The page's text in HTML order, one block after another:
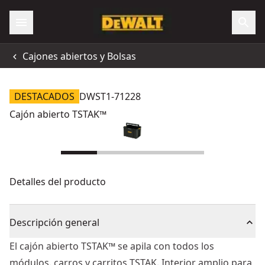
Cajones abiertos y Bolsas
DESTACADOS DWST1-71228
Cajón abierto TSTAK™
Detalles del producto
Descripción general
El cajón abierto TSTAK™ se apila con todos los